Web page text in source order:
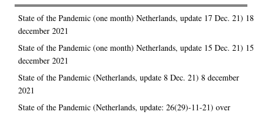
State of the Pandemic (one month) Netherlands, update 17 Dec. 21) 18
december 2021
State of the Pandemic (one month) Netherlands, update 15 Dec. 21) 15
december 2021
State of the Pandemic (Netherlands, update 8 Dec. 21) 8 december
2021
State of the Pandemic (Netherlands, update: 26(29)-11-21) over